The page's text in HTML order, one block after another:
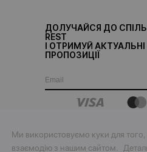
ДОЛУЧАЙСЯ ДО
REST
І ОТРИМУЙ
ПРОПОЗИЦІЇ
Ми використовуємо куки для
взаємодію з нашим сайтом.